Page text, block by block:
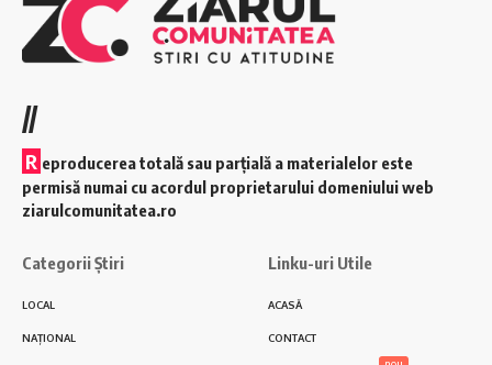
//
R eproducerea totală sau parțială a materialelor este
permisă numai cu acordul proprietarului domeniului web
ziarulcomunitatea.ro
Categorii Știri
LOCAL
NAȚIONAL
Linku-uri Utile
ACASĂ
CONTACT